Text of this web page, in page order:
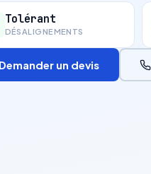
Tolérant
DÉSALIGNEMENTS
un devis